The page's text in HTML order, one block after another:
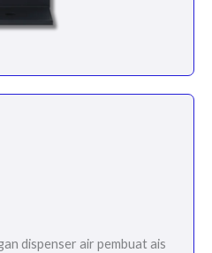
dispenser air pembuat ais